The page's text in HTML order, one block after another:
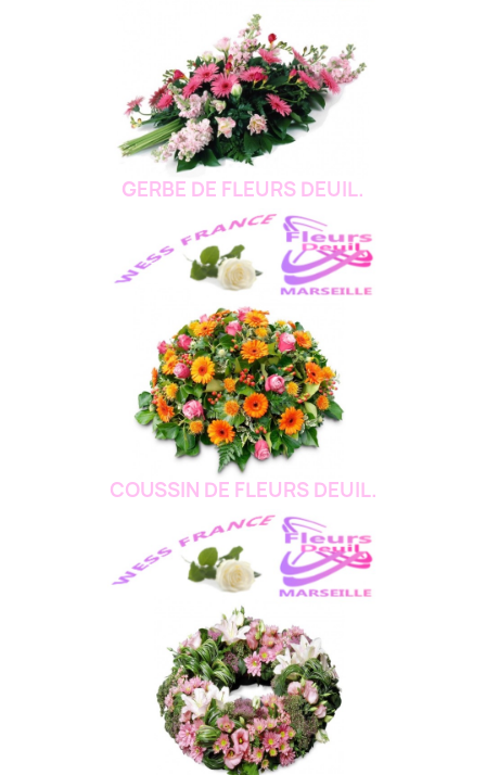
GERBE DE FLEURS DEUIL.
COUSSIN DE FLEURS DEUIL.